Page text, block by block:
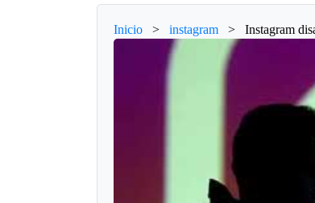
Inicio > instagram > Instagram